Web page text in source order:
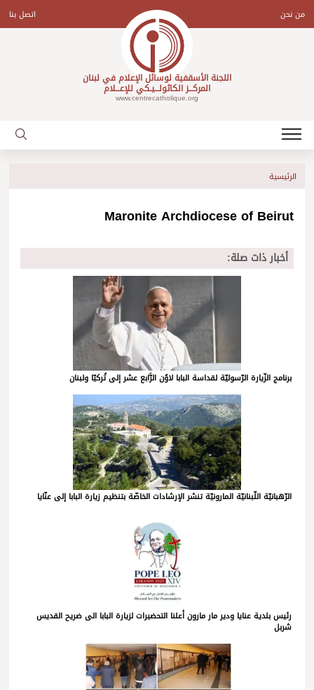
contentمن نحن اتصل بنا
اللجنة الأسقفية لوسائل الإعلام في لبنان
المركـــز الكاثولـــيـكي للإعـــلام
www.centrecatholique.org
الرئيسية
Maronite Archdiocese of Beirut
أخبار ذات صلة:
برنامج الزّيارة الرّسوليّة لقداسة البابا لاوُن الرَّابع عشر إلى تُركيّا ولبنان
الرّهبانيّة اللّبنانيّة المارونيّة تنشر الإرشادات الخاصّة بتنظيم زيارة البابا إلى عنّايا
رئيس بلدية عنايا ودير مار مارون أعلنا التحضيرات لزيارة البابا الى ضريح القديس
شربل